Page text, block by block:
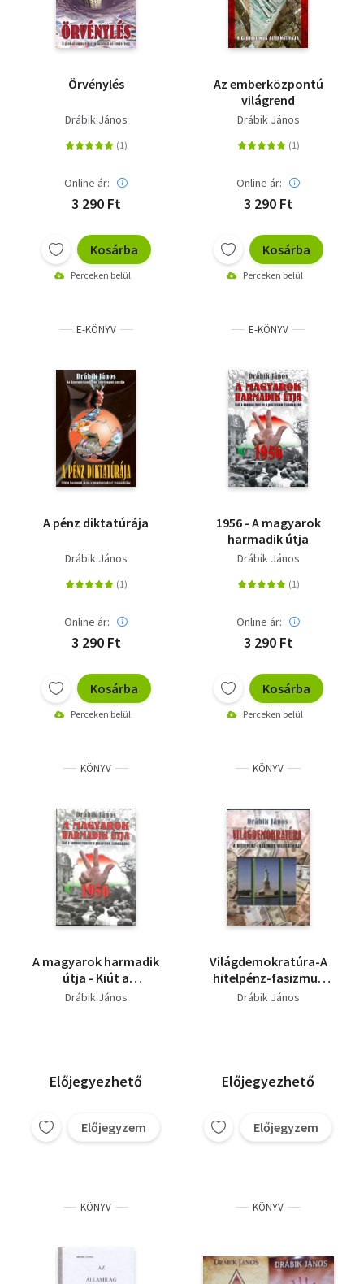
Örvénylés
Drábik János
Online ár:
3 290 Ft
Kosárba
Perceken belül
Az emberközpontú
világrend
Drábik János
Online ár:
3 290 Ft
Kosárba
Perceken belül
E-KÖNYV
A pénz diktatúrája
Drábik János
Online ár:
3 290 Ft
Kosárba
Perceken belül
E-KÖNYV
1956 - A magyarok
harmadik útja
Drábik János
Online ár:
3 290 Ft
Kosárba
Perceken belül
KÖNYV
A magyarok harmadik
útja - Kiút a
kommunizmus és a
Drábik János
Előjegyezhető
Előjegyzem
KÖNYV
Világdemokratúra-A
hitelpénz-fasizmus
világrendje
Drábik János
Előjegyezhető
Előjegyzem
KÖNYV KÖNYV